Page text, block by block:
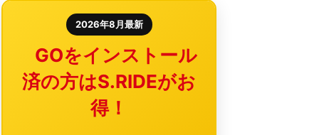
2026年8月最新
GOをインストール
済の方はS.RIDEがお
得！